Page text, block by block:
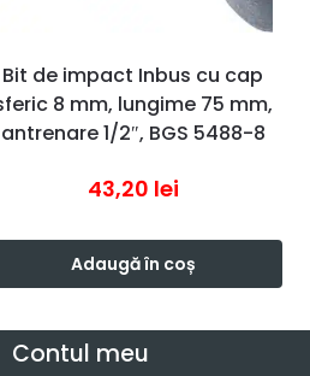
Bit de impact Inbus cu cap
8 mm, lungime 75 mm,
antrenare 1/2″, BGS 5488-8
43,20 lei
Adaugă în coș
Contul meu